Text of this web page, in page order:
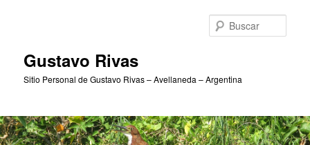
Gustavo Rivas
Sitio Personal de Gustavo Rivas – Avellaneda – Argentina